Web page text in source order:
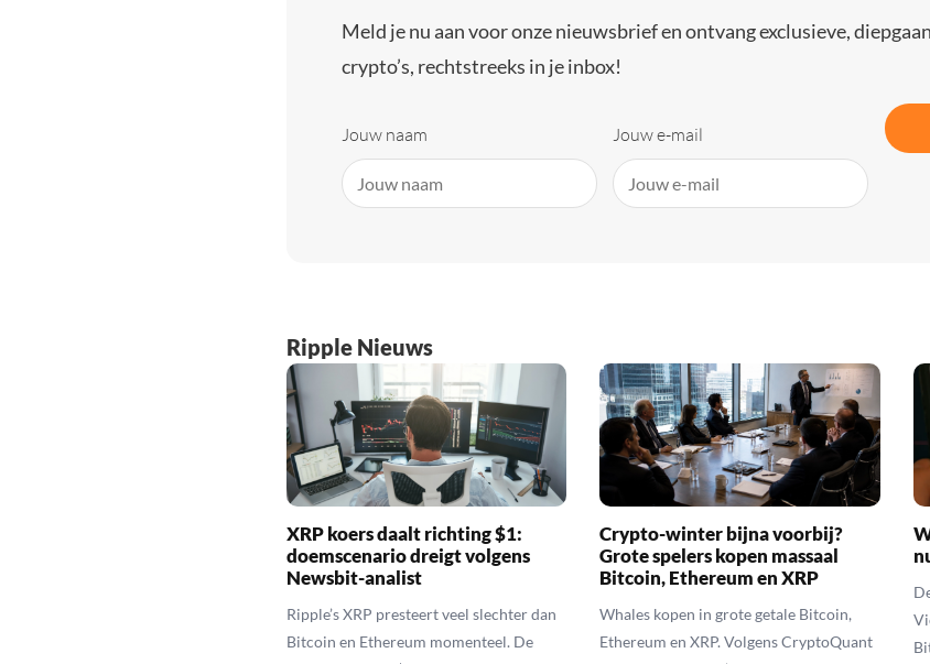
Meld je nu aan voor onze nieuwsbrief en ontvang exclusieve,
crypto’s, rechtstreeks in je inbox!
Jouw naam Jouw e-mail
Ripple Nieuws
XRP koers daalt richting $1:
doemscenario dreigt volgens
Newsbit-analist
Ripple’s XRP presteert veel slechter dan
Bitcoin en Ethereum momenteel. De
Crypto-winter bijna voorbij?
Grote spelers kopen massaal
Bitcoin, Ethereum en XRP
Whales kopen in grote getale Bitcoin,
Ethereum en XRP. Volgens CryptoQuant